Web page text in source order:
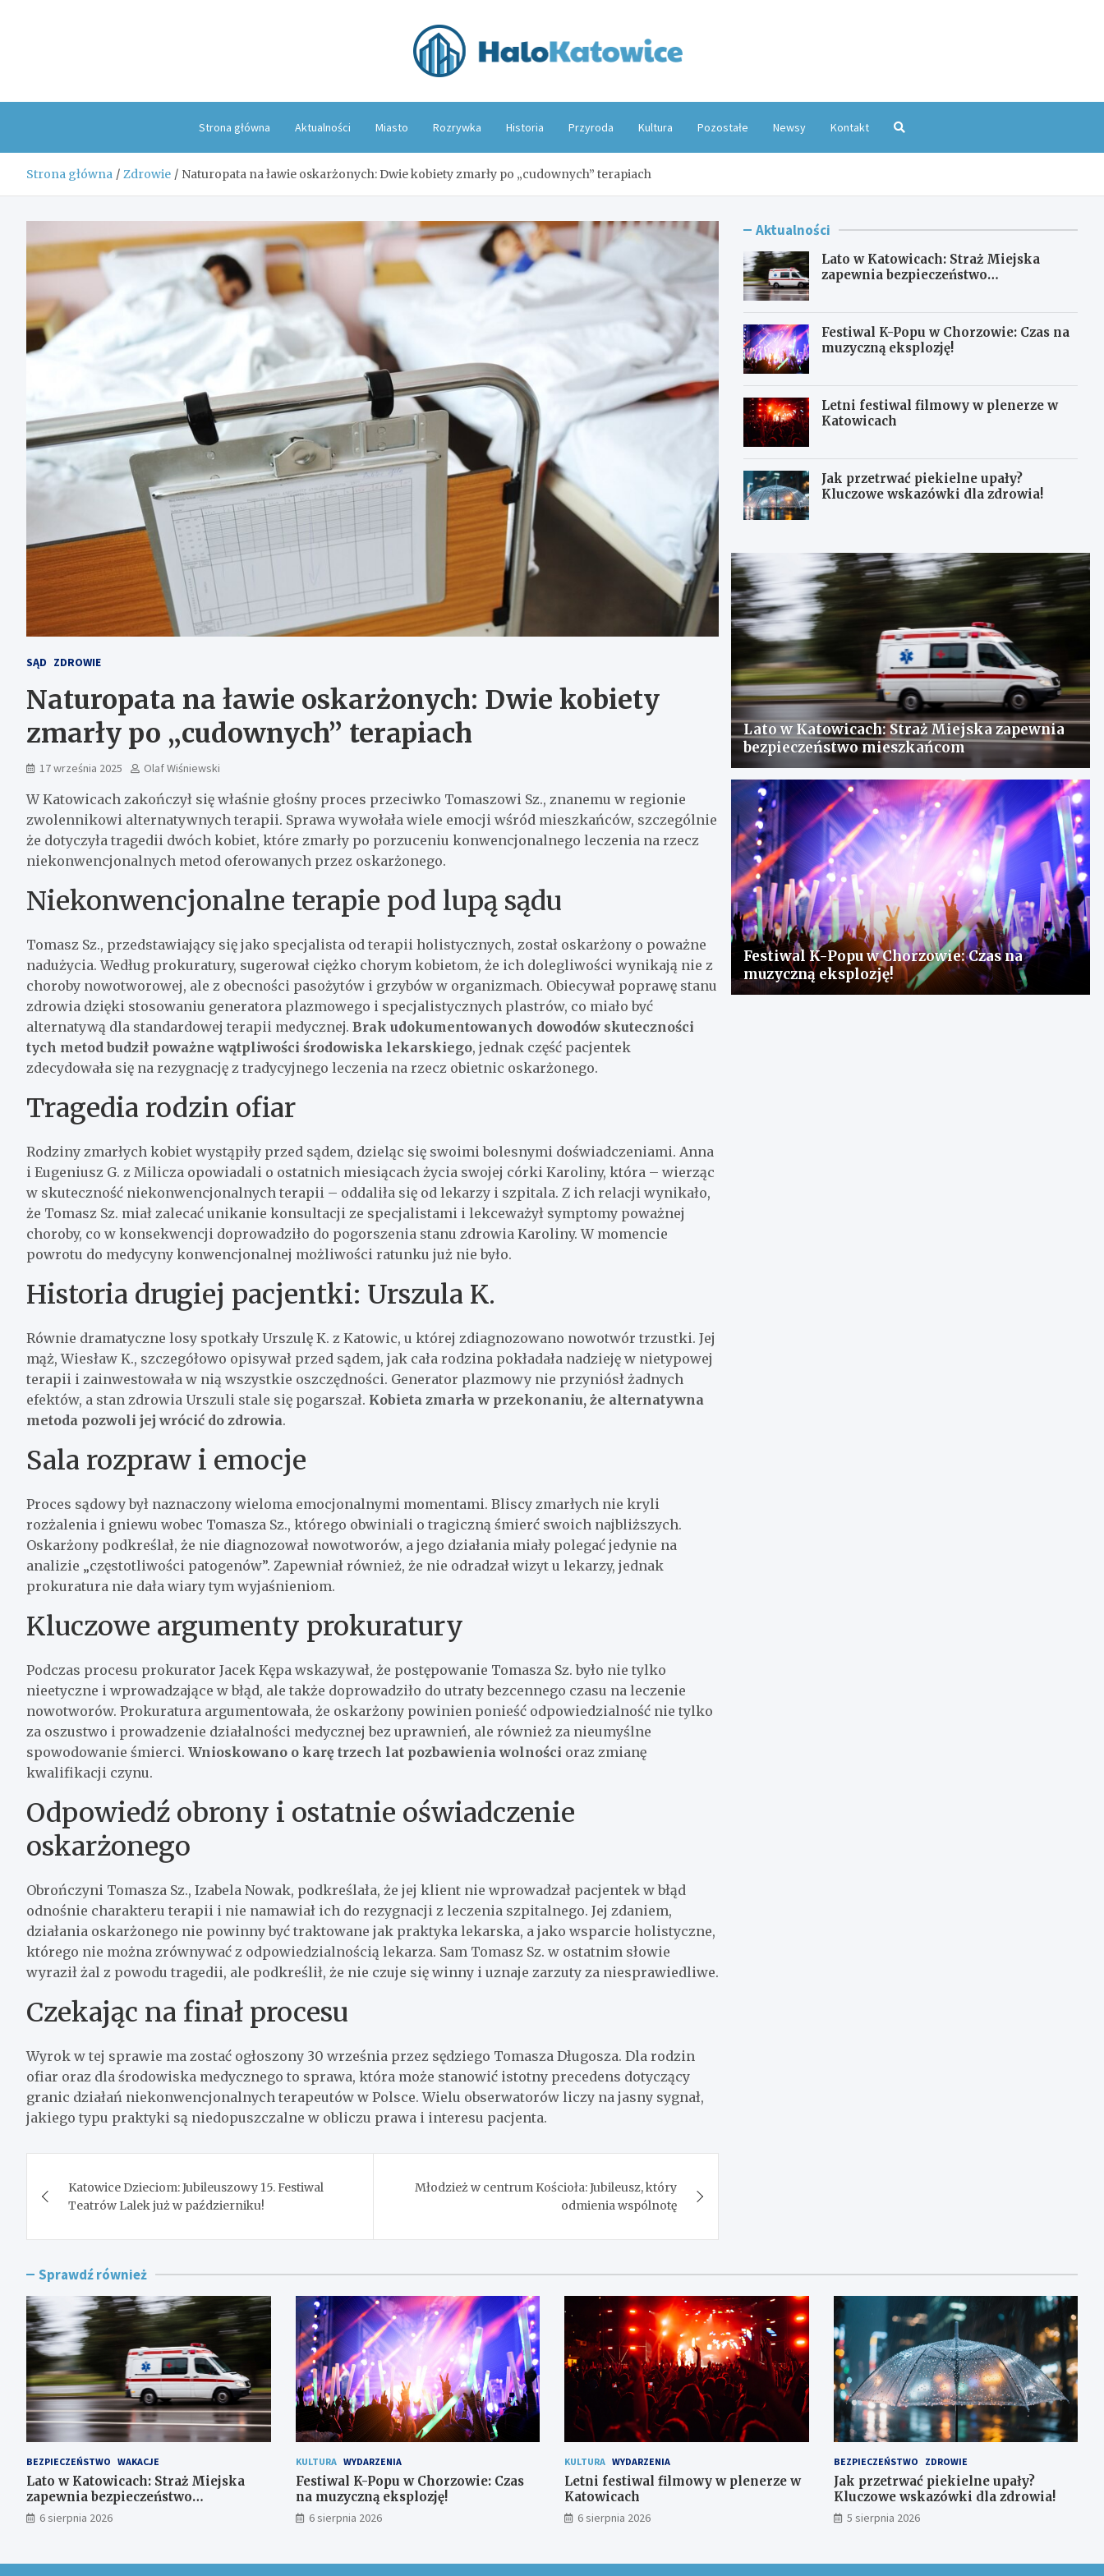
Strona główna Aktualności Miasto Rozrywka Historia Przyroda Kultura Pozostałe Newsy Kontakt
Strona główna Zdrowie Naturopata na ławie oskarżonych: Dwie kobiety zmarły po „cudownych” terapiach
SĄD ZDROWIE
Naturopata na ławie oskarżonych: Dwie kobiety
zmarły po „cudownych” terapiach
17 września 2025 Olaf Wiśniewski
W Katowicach zakończył się właśnie głośny proces przeciwko Tomaszowi Sz., znanemu w regionie
zwolennikowi alternatywnych terapii. Sprawa wywołała wiele emocji wśród mieszkańców, szczególnie
że dotyczyła tragedii dwóch kobiet, które zmarły po porzuceniu konwencjonalnego leczenia na rzecz
niekonwencjonalnych metod oferowanych przez oskarżonego.
Niekonwencjonalne terapie pod lupą sądu
Tomasz Sz., przedstawiający się jako specjalista od terapii holistycznych, został oskarżony o poważne
nadużycia. Według prokuratury, sugerował ciężko chorym kobietom, że ich dolegliwości wynikają nie z
choroby nowotworowej, ale z obecności pasożytów i grzybów w organizmach. Obiecywał poprawę stanu
zdrowia dzięki stosowaniu generatora plazmowego i specjalistycznych plastrów, co miało być
alternatywą dla standardowej terapii medycznej. Brak udokumentowanych dowodów skuteczności
tych metod budził poważne wątpliwości środowiska lekarskiego, jednak część pacjentek
zdecydowała się na rezygnację z tradycyjnego leczenia na rzecz obietnic oskarżonego.
Tragedia rodzin ofiar
Rodziny zmarłych kobiet wystąpiły przed sądem, dzieląc się swoimi bolesnymi doświadczeniami. Anna
i Eugeniusz G. z Milicza opowiadali o ostatnich miesiącach życia swojej córki Karoliny, która – wierząc
w skuteczność niekonwencjonalnych terapii – oddaliła się od lekarzy i szpitala. Z ich relacji wynikało,
że Tomasz Sz. miał zalecać unikanie konsultacji ze specjalistami i lekceważył symptomy poważnej
choroby, co w konsekwencji doprowadziło do pogorszenia stanu zdrowia Karoliny. W momencie
powrotu do medycyny konwencjonalnej możliwości ratunku już nie było.
Historia drugiej pacjentki: Urszula K.
Równie dramatyczne losy spotkały Urszulę K. z Katowic, u której zdiagnozowano nowotwór trzustki. Jej
mąż, Wiesław K., szczegółowo opisywał przed sądem, jak cała rodzina pokładała nadzieję w nietypowej
terapii i zainwestowała w nią wszystkie oszczędności. Generator plazmowy nie przyniósł żadnych
efektów, a stan zdrowia Urszuli stale się pogarszał. Kobieta zmarła w przekonaniu, że alternatywna
metoda pozwoli jej wrócić do zdrowia.
Sala rozpraw i emocje
Proces sądowy był naznaczony wieloma emocjonalnymi momentami. Bliscy zmarłych nie kryli
rozżalenia i gniewu wobec Tomasza Sz., którego obwiniali o tragiczną śmierć swoich najbliższych.
Oskarżony podkreślał, że nie diagnozował nowotworów, a jego działania miały polegać jedynie na
analizie „częstotliwości patogenów”. Zapewniał również, że nie odradzał wizyt u lekarzy, jednak
prokuratura nie dała wiary tym wyjaśnieniom.
Kluczowe argumenty prokuratury
Podczas procesu prokurator Jacek Kępa wskazywał, że postępowanie Tomasza Sz. było nie tylko
nieetyczne i wprowadzające w błąd, ale także doprowadziło do utraty bezcennego czasu na leczenie
nowotworów. Prokuratura argumentowała, że oskarżony powinien ponieść odpowiedzialność nie tylko
za oszustwo i prowadzenie działalności medycznej bez uprawnień, ale również za nieumyślne
spowodowanie śmierci. Wnioskowano o karę trzech lat pozbawienia wolności oraz zmianę
kwalifikacji czynu.
Odpowiedź obrony i ostatnie oświadczenie
oskarżonego
Obrończyni Tomasza Sz., Izabela Nowak, podkreślała, że jej klient nie wprowadzał pacjentek w błąd
odnośnie charakteru terapii i nie namawiał ich do rezygnacji z leczenia szpitalnego. Jej zdaniem,
działania oskarżonego nie powinny być traktowane jak praktyka lekarska, a jako wsparcie holistyczne,
którego nie można zrównywać z odpowiedzialnością lekarza. Sam Tomasz Sz. w ostatnim słowie
wyraził żal z powodu tragedii, ale podkreślił, że nie czuje się winny i uznaje zarzuty za niesprawiedliwe.
Czekając na finał procesu
Wyrok w tej sprawie ma zostać ogłoszony 30 września przez sędziego Tomasza Długosza. Dla rodzin
ofiar oraz dla środowiska medycznego to sprawa, która może stanowić istotny precedens dotyczący
granic działań niekonwencjonalnych terapeutów w Polsce. Wielu obserwatorów liczy na jasny sygnał,
jakiego typu praktyki są niedopuszczalne w obliczu prawa i interesu pacjenta.
wpisu
Katowice Dzieciom: Jubileuszowy 15. Festiwal
Teatrów Lalek już w październiku!
Młodzież w centrum Kościoła: Jubileusz, który
odmienia wspólnotę
Aktualności
Lato w Katowicach: Straż Miejska
zapewnia bezpieczeństwo
Festiwal K-Popu w Chorzowie: Czas na
muzyczną eksplozję!
Letni festiwal filmowy w plenerze w
Katowicach
Jak przetrwać piekielne upały?
Kluczowe wskazówki dla zdrowia!
Lato w Katowicach: Straż Miejska zapewnia
bezpieczeństwo mieszkańcom
Festiwal K-Popu w Chorzowie: Czas na
muzyczną eksplozję!
Sprawdź również
BEZPIECZEŃSTWO WAKACJE
Lato w Katowicach: Straż Miejska
zapewnia bezpieczeństwo
mieszkańcom
6 sierpnia 2026
KULTURA WYDARZENIA
Festiwal K-Popu w Chorzowie: Czas
na muzyczną eksplozję!
6 sierpnia 2026
KULTURA WYDARZENIA
Letni festiwal filmowy w plenerze w
Katowicach
6 sierpnia 2026
BEZPIECZEŃSTWO ZDROWIE
Jak przetrwać piekielne upały?
Kluczowe wskazówki dla zdrowia!
5 sierpnia 2026